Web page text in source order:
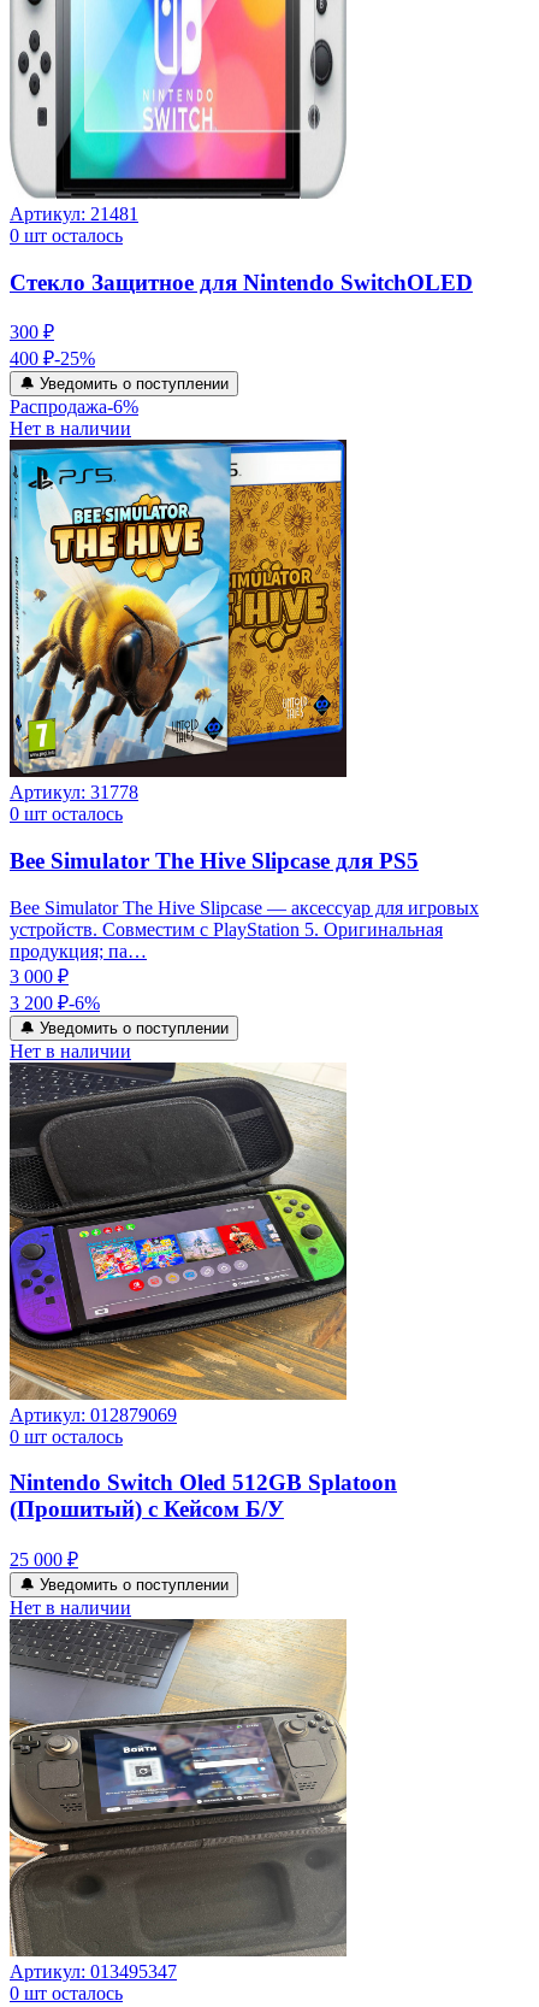
Артикул: 21481
0 шт осталось
Стекло Защитное для Nintendo SwitchOLED
300 ₽
400 ₽-25%
🔔 Уведомить о поступлении
Распродажа-6%
Нет в наличии
Артикул: 31778
0 шт осталось
Bee Simulator The Hive Slipcase для PS5
Bee Simulator The Hive Slipcase — аксессуар для игровых
устройств. Совместим с PlayStation 5. Оригинальная
продукция; па…
3 000 ₽
3 200 ₽-6%
🔔 Уведомить о поступлении
Нет в наличии
Артикул: 012879069
0 шт осталось
Nintendo Switch Oled 512GB Splatoon
(Прошитый) с Кейсом Б/У
25 000 ₽
🔔 Уведомить о поступлении
Нет в наличии
Артикул: 013495347
0 шт осталось